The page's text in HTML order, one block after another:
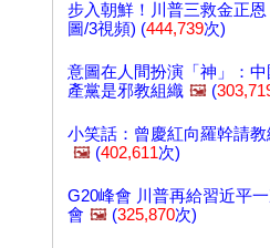
步入朝鮮！川普三救金正恩
圖/3視頻) (444,739次)
意圖在人間扮演「神」：中
產黨是邪教組織 🖼️ (
小笑話：曾慶紅向羅幹請教
🖼️ (402,611次)
G20峰會 川普再給習近平
會 🖼️ (325,870次)